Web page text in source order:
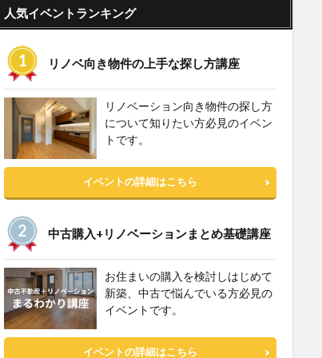
人気イベントランキング
リノベ向き物件の上手な探し方講座
リノベーション向き物件の探し方
について知りたい方必見のイベン
トです。
イベントの詳細はこちら
中古購入+リノベーションまとめ基礎講座
お住まいの購入を検討しはじめて
新築、中古で悩んでいる方必見の
イベントです。
イベントの詳細はこちら